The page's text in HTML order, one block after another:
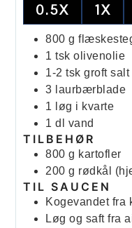
0.5X 1X
800 g
1 tsk olivenolie
1-2 tsk groft salt
3 laurbærblade
1
løg i kvarte
1 dl vand
TILBEHØR
800 g kartofler
200 g rødkål
TIL SAUCEN
Kogevandet fra
Løg og saft fra